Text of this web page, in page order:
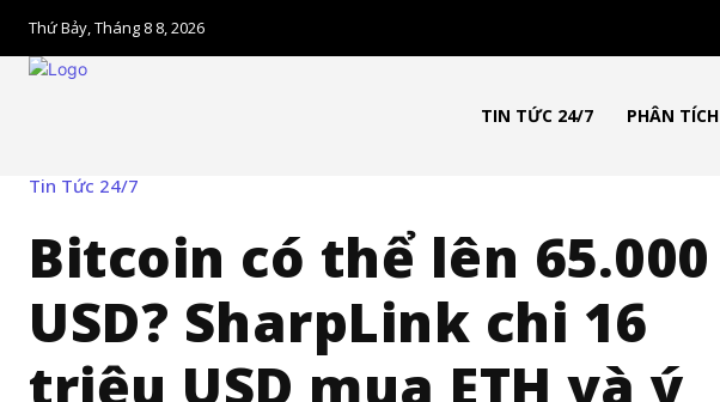
Thứ Bảy, Tháng 8 8, 2026
TIN TỨC 24/7 PHÂN TÍCH
Tin Tức 24/7
Bitcoin có thể lên 65.000
USD? SharpLink chi 16
triệu USD mua ETH và ý